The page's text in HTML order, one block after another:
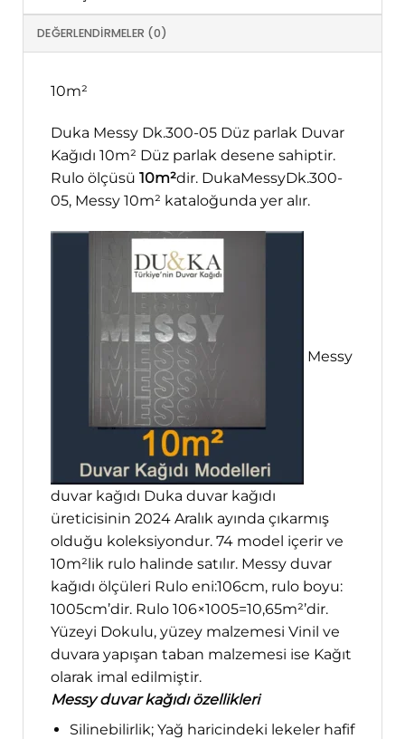
DEĞERLENDIRMELER (0)
10m²
Duka Messy Dk.300-05 Düz parlak Duvar
Kağıdı 10m² Düz parlak desene sahiptir.
Rulo ölçüsü 10m²dir. DukaMessyDk.300-
05, Messy 10m² kataloğunda yer alır.
Messy
duvar kağıdı Duka duvar kağıdı
üreticisinin 2024 Aralık ayında çıkarmış
olduğu koleksiyondur. 74 model içerir ve
10m²lik rulo halinde satılır. Messy duvar
kağıdı ölçüleri Rulo eni:106cm, rulo boyu:
1005cm’dir. Rulo 106×1005=10,65m²’dir.
Yüzeyi Dokulu, yüzey malzemesi Vinil ve
duvara yapışan taban malzemesi ise Kağıt
olarak imal edilmiştir.
Messy duvar kağıdı özellikleri
Silinebilirlik; Yağ haricindeki lekeler hafif